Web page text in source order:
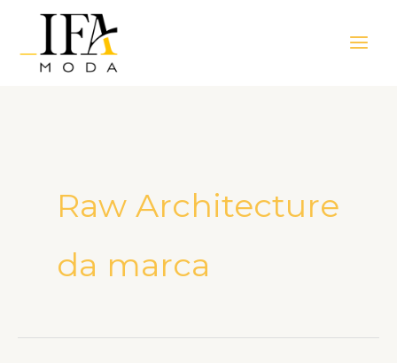
Menu
Raw Architecture
da marca